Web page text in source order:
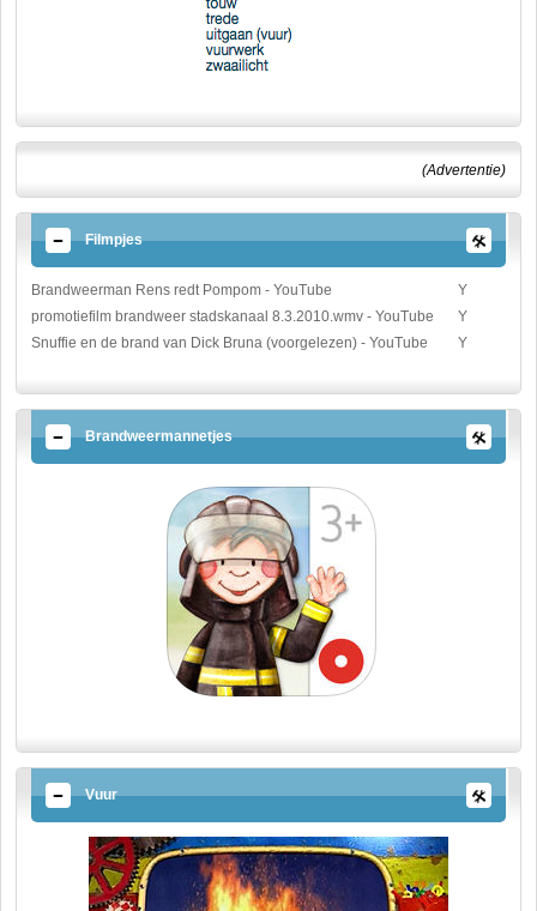
(Advertentie)
Filmpjes
Brandweerman Rens redt Pompom - YouTube
Y
promotiefilm brandweer stadskanaal 8.3.2010.wmv - YouTube
Y
Snuffie en de brand van Dick Bruna (voorgelezen) - YouTube
Y
Brandweermannetjes
Vuur